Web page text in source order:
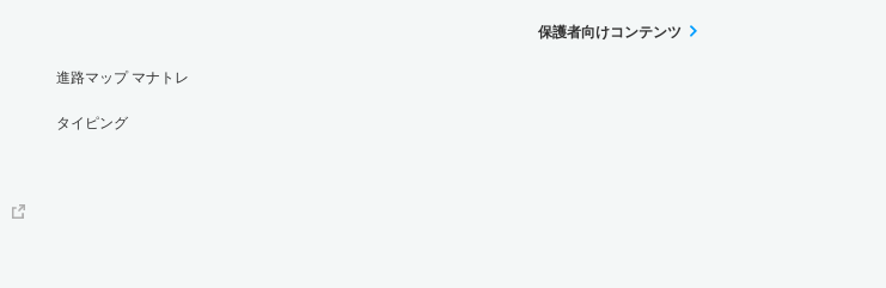
進路マップ マナトレ
タイピング
保護者向けコンテンツ